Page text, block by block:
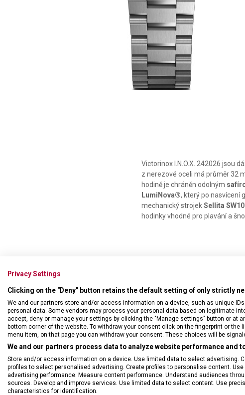
Victorinox I.N.O.X. 242026 jsou
z nerezové oceli má průměr 32
hodině je chráněn odolným
LumiNova®, který po nasvícení
mechanický strojekSellita
hodinky vhodné pro plavání a
ZÁRUKA 60 měsíců
Privacy Settings
Clicking on the "Deny" button retains the default setting of only strictly
We and our partners store and/or access information on a device, such as unique
personal data. Some vendors may process your personal data based on legitimate
accept, deny or manage your settings by clicking the "Manage settings" button or at
bottom corner of the website. To withdraw your consent click on the fingerprint or the
menu item, on that page you can withdraw your consent. These choices will be
We and our partners process data to analyze website performance and
Store and/or access information on a device. Use limited data to select advertising.
profiles to select personalised advertising. Create profiles to personalise content.
advertising performance. Measure content performance. Understand audiences
sources. Develop and improve services. Use limited data to select content. Use
characteristics for identification.